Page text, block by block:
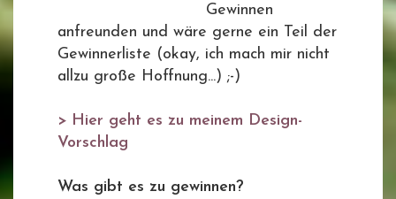
Gewinnen
anfreunden und wäre gerne ein Teil der
Gewinnerliste (okay, ich mach mir nicht
allzu große Hoffnung...) ;-)
> Hier geht es zu meinem Design-
Vorschlag
Was gibt es zu gewinnen?